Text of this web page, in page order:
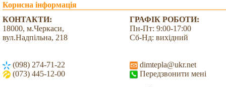
Корисна інформація
КОНТАКТИ:
18000, м.Черкаси,
вул.Надпільна, 218
(098) 274-71-22
(073) 445-12-00
ГРАФІК РОБОТИ:
Пн-Пт: 9:00-17:00
Сб-Нд: вихідний
dimtepla@ukr.net
Передзвонити мені